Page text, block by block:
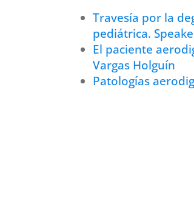
Travesía por la
pediátrica.
El paciente
Vargas Holguín
Patologías